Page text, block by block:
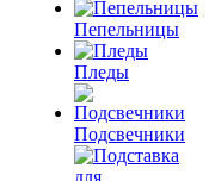
Пепельницы
Пледы
Подсвечники